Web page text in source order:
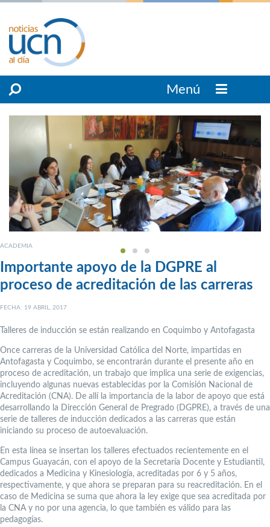
Menú
ACADEMIA
Importante apoyo de la DGPRE al
proceso de acreditación de las carreras
FECHA: 19 ABRIL, 2017
Talleres de inducción se están realizando en Coquimbo y Antofagasta
Once carreras de la Universidad Católica del Norte, impartidas en
Antofagasta y Coquimbo, se encontrarán durante el presente año en
proceso de acreditación, un trabajo que implica una serie de exigencias,
incluyendo algunas nuevas establecidas por la Comisión Nacional de
Acreditación (CNA). De allí la importancia de la labor de apoyo que está
desarrollando la Dirección General de Pregrado (DGPRE), a través de una
serie de talleres de inducción dedicados a las carreras que están
iniciando su proceso de autoevaluación.
En esta línea se insertan los talleres efectuados recientemente en el
Campus Guayacán, con el apoyo de la Secretaría Docente y Estudiantil,
dedicados a Medicina y Kinesiología, acreditadas por 6 y 5 años,
respectivamente, y que ahora se preparan para su reacreditación. En el
caso de Medicina se suma que ahora la ley exige que sea acreditada por
la CNA y no por una agencia, lo que también es válido para las
pedagogías.